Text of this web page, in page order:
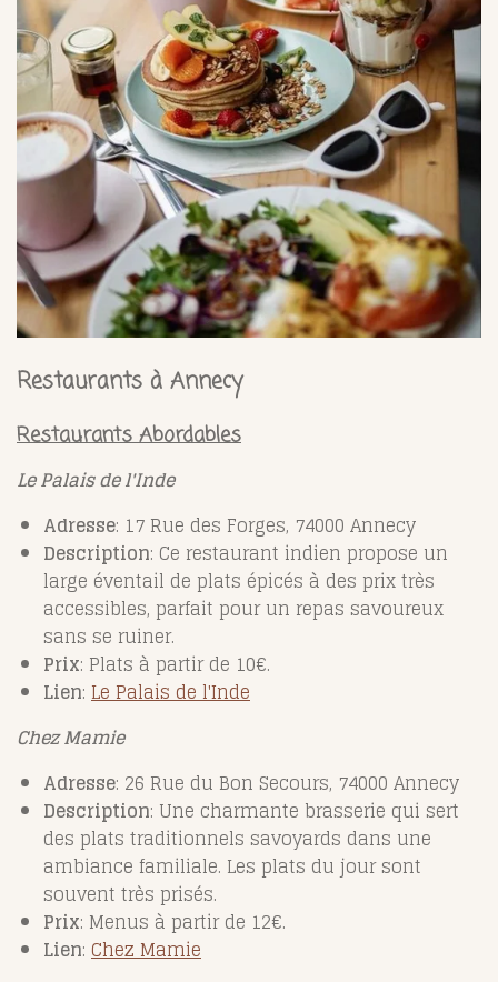
Restaurants à Annecy
Restaurants Abordables
Le Palais de l'Inde
Adresse: 17 Rue des Forges, 74000 Annecy
Description: Ce restaurant indien propose un
large éventail de plats épicés à des prix très
accessibles, parfait pour un repas savoureux
sans se ruiner.
Prix: Plats à partir de 10€.
Lien: LePalaisdel'Inde
Chez Mamie
Adresse: 26 Rue du Bon Secours, 74000 Annecy
Description: Une charmante brasserie qui sert
des plats traditionnels savoyards dans une
ambiance familiale. Les plats du jour sont
souvent très prisés.
Prix: Menus à partir de 12€.
Lien: ChezMamie